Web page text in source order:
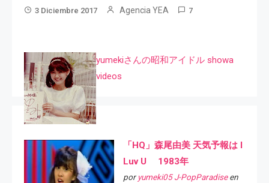
3 Diciembre 2017 Agencia YEA 7
yumekiさんの昭和アイドル showa
videos
「HQ」森尾由美 天気予報は I
Luv U 1983年
por yumeki05 J-PopParadiseen